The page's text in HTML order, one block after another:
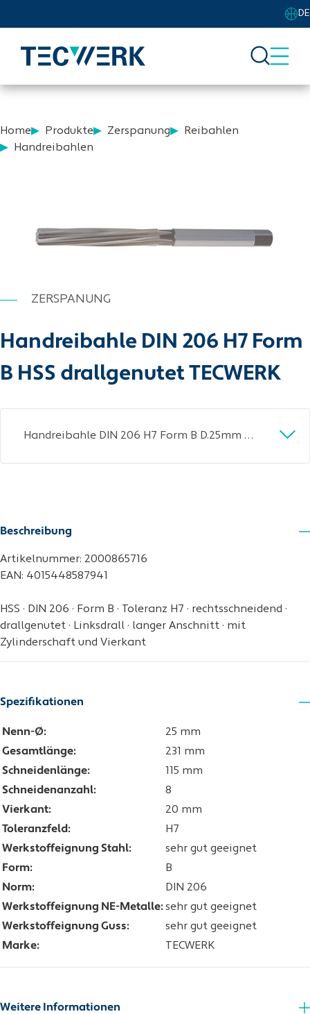
DE
Home Produkte Zerspanung
Reibahlen
Handreibahlen
ZERSPANUNG
Handreibahle DIN 206 H7 Form
B HSS drallgenutet TECWERK
Handreibahle DIN 206 H7 Form B D.25mm HSS drallgenutet TECWERK
Beschreibung
Artikelnummer: 2000865716
EAN: 4015448587941
HSS · DIN 206 · Form B · Toleranz H7 · rechtsschneidend ·
drallgenutet · Linksdrall · langer Anschnitt · mit
Zylinderschaft und Vierkant
Spezifikationen
Nenn-Ø:
25 mm
Gesamtlänge:
231 mm
Schneidenlänge:
115 mm
Schneidenanzahl:
8
Vierkant:
20 mm
Toleranzfeld:
H7
Werkstoffeignung Stahl:
sehr gut geeignet
Form:
B
Norm:
DIN 206
Werkstoffeignung NE-Metalle: sehr gut geeignet
Werkstoffeignung Guss:
sehr gut geeignet
Marke:
TECWERK
Weitere Informationen